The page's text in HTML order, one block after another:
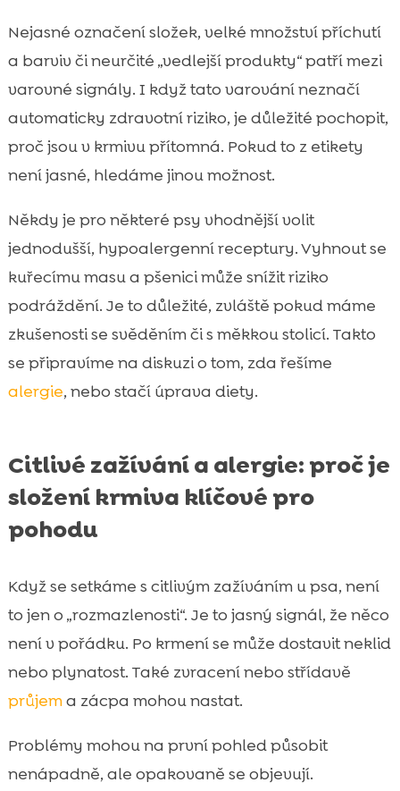
Nejasné označení složek, velké množství příchutí
a barviv či neurčité „vedlejší produkty“ patří mezi
varovné signály. I když tato varování neznačí
automaticky zdravotní riziko, je důležité pochopit,
proč jsou v krmivu přítomná. Pokud to z etikety
není jasné, hledáme jinou možnost.
Někdy je pro některé psy vhodnější volit
jednodušší, hypoalergenní receptury. Vyhnout se
kuřecímu masu a pšenici může snížit riziko
podráždění. Je to důležité, zvláště pokud máme
zkušenosti se svěděním či s měkkou stolicí. Takto
se připravíme na diskuzi o tom, zda řešíme
alergie, nebo stačí úprava diety.
Citlivé zažívání a alergie: proč je
složení krmiva klíčové pro
pohodu
Když se setkáme s citlivým zažíváním u psa, není
to jen o „rozmazlenosti“. Je to jasný signál, že něco
není v pořádku. Po krmení se může dostavit neklid
nebo plynatost. Také zvracení nebo střídavě
průjema zácpa mohou nastat.
Problémy mohou na první pohled působit
nenápadně, ale opakovaně se objevují.